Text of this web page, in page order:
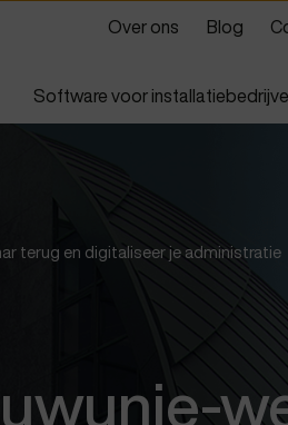
Over ons Blog
Software voor
terug en digitaliseer je administratie